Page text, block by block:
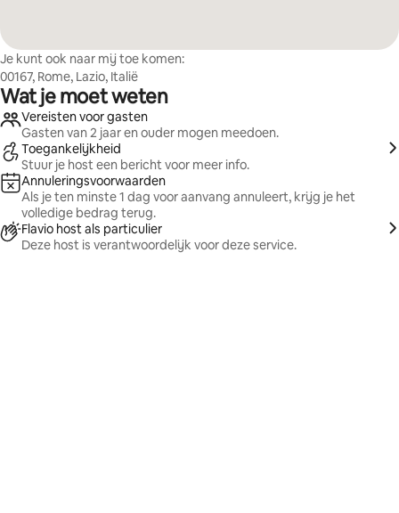
Je kunt ook naar mij toe komen:
00167, Rome, Lazio, Italië
Wat je moet weten
Vereisten voor gasten
Gasten van 2 jaar en ouder mogen meedoen.
Toegankelijkheid
Stuur je host een bericht voor meer info.
Annuleringsvoorwaarden
Als je ten minste 1 dag voor aanvang annuleert, krijg je het
volledige bedrag terug.
Flavio host als particulier
Deze host is verantwoordelijk voor deze service.